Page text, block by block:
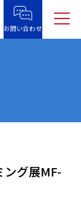
お問い合わせ
ング展MF-